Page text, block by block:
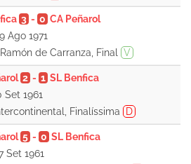
3- 0 CA Peñarol
Ago 1971
de Carranza, Final
V
2- 1 SL Benfica
Set 1961
Finalíssima
D
5- 0 SL Benfica
Set 1961